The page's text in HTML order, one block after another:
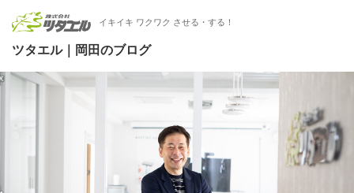
イキイキ ワクワク させる・する！
ツタエル｜岡田のブログ